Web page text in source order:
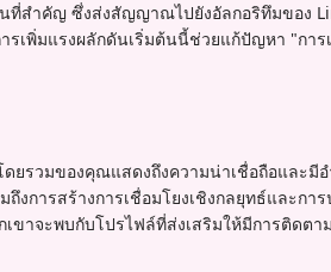
ที่สำคัญ ซึ่งส่งสัญญาณไปยังอัลกอริทึมของ
รเพิ่มแรงผลักดันเริ่มต้นนี้ช่วยแก้ปัญหา "กา
รวมของคุณแสดงถึงความน่าเชื่อถือและมีอ
การสร้างการเชื่อมโยงเชิงกลยุทธ์และกา
ขาจะพบกับโปรไฟล์ที่ส่งเสริมให้มีการติดต